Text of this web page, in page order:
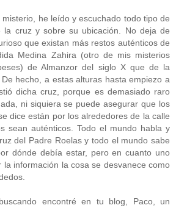
misterio, he leído y escuchado todo tipo de
la cruz y sobre su ubicación. No deja de
que existan más restos auténticos de
Medina Zahira (otro de mis misterios
de Almanzor del siglo X que de la
hecho, a estas alturas hasta empiezo a
dicha cruz, porque es demasiado raro
ni siquiera se puede asegurar que los
dice están por los alrededores de la calle
sean auténticos. Todo el mundo habla y
del Padre Roelas y todo el mundo sabe
dónde debía estar, pero en cuanto uno
la información la cosa se desvanece como
encontré en tu blog, Paco, un